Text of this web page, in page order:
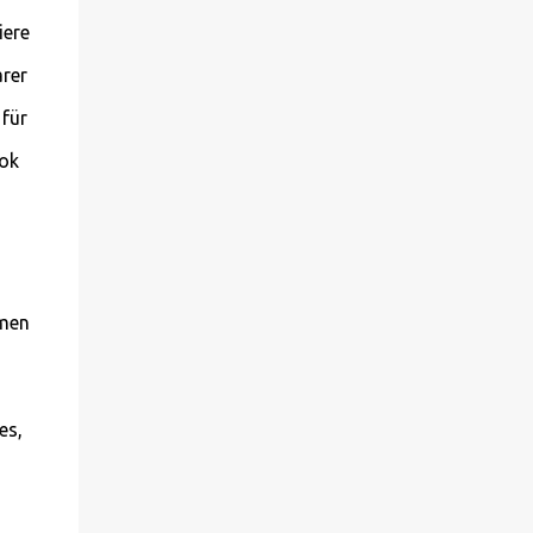
für